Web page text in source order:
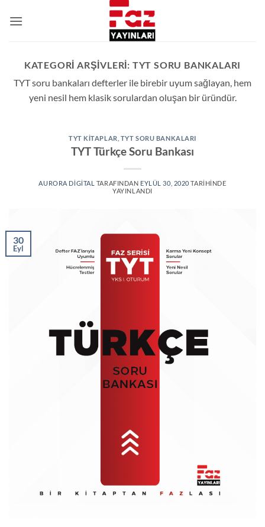
atla
KATEGORI ARŞIVLERI: TYT SORU BANKALARI
TYT soru bankaları defterler ile birebir uyum sağlayan, hem
yeni nesil hem klasik sorulardan oluşan bir üründür.
TYT KITAPLAR TYT SORU BANKALARI
TYT Türkçe Soru Bankası
AURORA DIGITAL TARAFINDAN EYLÜL 30, 2020 TARIHINDE
YAYINLANDI
30
Eyl